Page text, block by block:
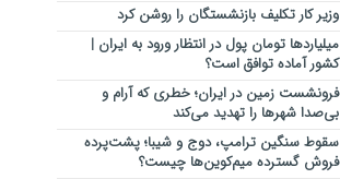
وزیر کار تکلیف بازنشستگان را روشن کرد
میلیاردها تومان پول در انتظار ورود به ایران |
کشور آماده توافق است؟
فرونشست زمین در ایران؛ خطری که آرام و
بی‌صدا شهرها را تهدید می‌کند
سقوط سنگین ترامپ، دوج‌ و شیبا؛ پشت‌پرده
فروش گسترده میم‌کوین‌ها چیست؟